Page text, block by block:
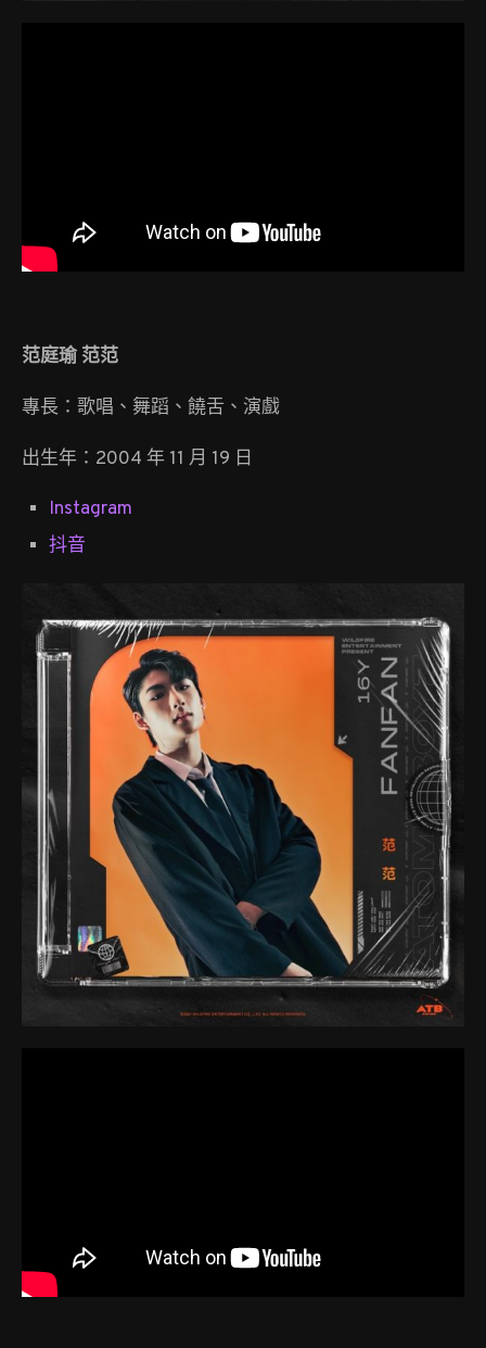
范庭瑜 范范
專長：歌唱、舞蹈、饒舌、演戲
出生年：2004 年 11 月 19 日
Instagram
抖音